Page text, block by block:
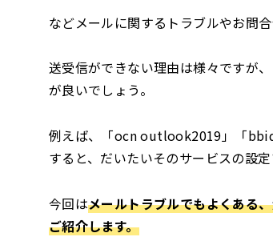
などメールに関するトラブルやお問合
送受信ができない理由は様々ですが
が良いでしょう。
例えば、「ocn outlook2019」「
すると、だいたいそのサービスの設定
今回はメールトラブルでもよくある
ご紹介します。